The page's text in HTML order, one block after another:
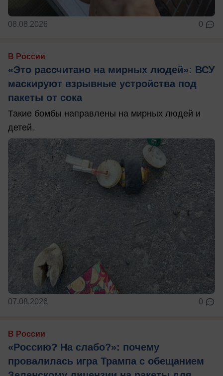
08.08.2026 0
В России
«Это рассчитано на мирных людей»: ВСУ
маскируют взрывные устройства под
пакеты от сока
Такие бомбы направлены на мирных людей и
детей.
07.08.2026 0
В России
«Россию? На слабо?»: почему
провалилась игра Трампа с обещанием